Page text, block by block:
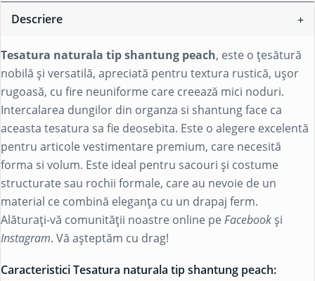
Descriere
Tesatura naturala tip shantung peach, este o țesătură
nobilă și versatilă, apreciată pentru textura rustică, ușor
rugoasă, cu fire neuniforme care creează mici noduri.
Intercalarea dungilor din organza si shantung face ca
aceasta tesatura sa fie deosebita. Este o alegere excelentă
pentru articole vestimentare premium, care necesită
forma si volum. Este ideal pentru sacouri și costume
structurate sau rochii formale, care au nevoie de un
material ce combină eleganța cu un drapaj ferm.
Alăturați-vă comunității noastre online peFacebook și
Instagram. Vă așteptăm cu drag!
Caracteristici Tesatura naturala tip shantung peach: